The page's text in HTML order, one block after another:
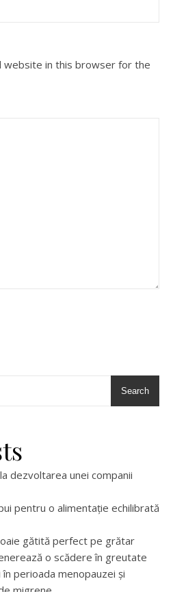
website in this browser for the
Search
dezvoltarea unei companii
pentru o alimentație echilibrată
gătită perfect pe grătar
o scădere în greutate
perioada menopauzei și